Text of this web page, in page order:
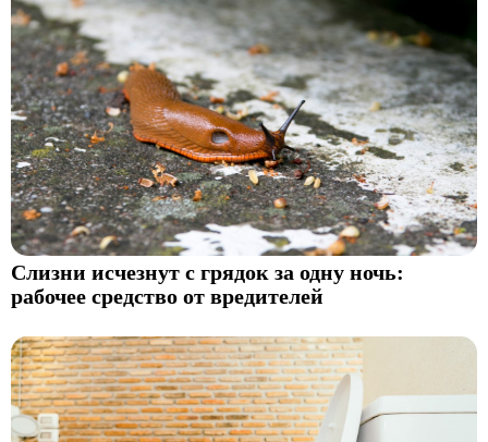
Слизни исчезнут с грядок за одну ночь:
рабочее средство от вредителей